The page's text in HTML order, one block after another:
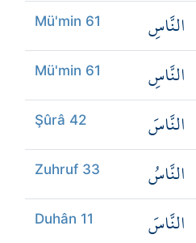
Mü'min 61 النَّاسِ
Mü'min 61 النَّاسِ
Şûrâ 42 النَّاسَ
Zuhruf 33 النَّاسُ
Duhân 11 النَّاسَ